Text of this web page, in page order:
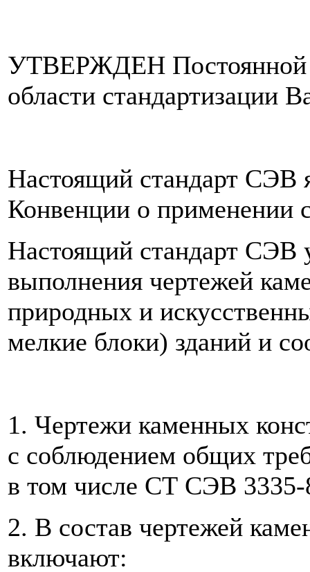
УТВЕРЖДЕН Постоянной
области стандартизации
Настоящий стандарт СЭВ
Конвенции о применении
Настоящий стандарт СЭВ
выполнения чертежей
природных и
мелкие блоки) зданий и
1. Чертежи каменных
с соблюдением общих
в том числе СТ СЭВ
2. В состав чертежей
включают: